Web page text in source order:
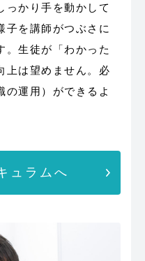
っかり手を動かして
子を講師がつぶさに
。生徒が「わかった
上は望めません。必
の運用）ができるよ
ュラムへ